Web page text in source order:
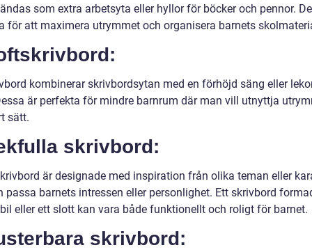
som extra arbetsyta eller hyllor för böcker och pennor.
för att maximera utrymmet och organisera barnets
kombinerar skrivbordsytan med en förhöjd säng eller
är perfekta för mindre barnrum där man vill utnyttja
sätt.
skrivbord:
är designade med inspiration från olika teman eller
passa barnets intressen eller personlighet. Ett skrivbord
eller ett slott kan vara både funktionellt och roligt för barnet.
skrivbord: